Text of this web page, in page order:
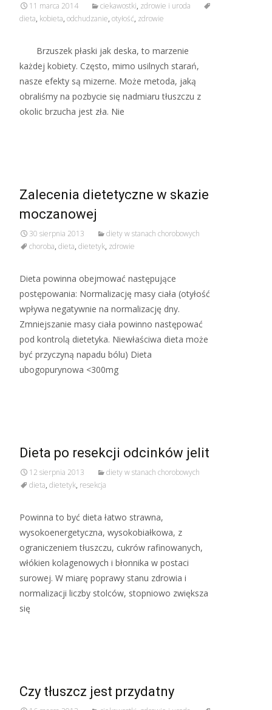
11 marca 2014 ciekawostki, zdrowie i uroda
dieta, kobieta, odchudzanie, otyłość, zdrowie
Brzuszek płaski jak deska, to marzenie
każdej kobiety. Często, mimo usilnych starań,
nasze efekty są mizerne. Może metoda, jaką
obraliśmy na pozbycie się nadmiaru tłuszczu z
okolic brzucha jest zła. Nie
Zalecenia dietetyczne w skazie
moczanowej
30 sierpnia 2013
diety w stanach chorobowych
choroba, dieta, dietetyk, zdrowie
Dieta powinna obejmować następujące
postępowania: Normalizację masy ciała (otyłość
wpływa negatywnie na normalizację dny.
Zmniejszanie masy ciała powinno następować
pod kontrolą dietetyka. Niewłaściwa dieta może
być przyczyną napadu bólu) Dieta
ubogopurynowa <300mg
Dieta po resekcji odcinków jelit
12 sierpnia 2013
diety w stanach chorobowych
dieta, dietetyk, resekcja
Powinna to być dieta łatwo strawna,
wysokoenergetyczna, wysokobiałkowa, z
ograniczeniem tłuszczu, cukrów rafinowanych,
włókien kolagenowych i błonnika w postaci
surowej. W miarę poprawy stanu zdrowia i
normalizacji liczby stolców, stopniowo zwiększa
się
Czy tłuszcz jest przydatny